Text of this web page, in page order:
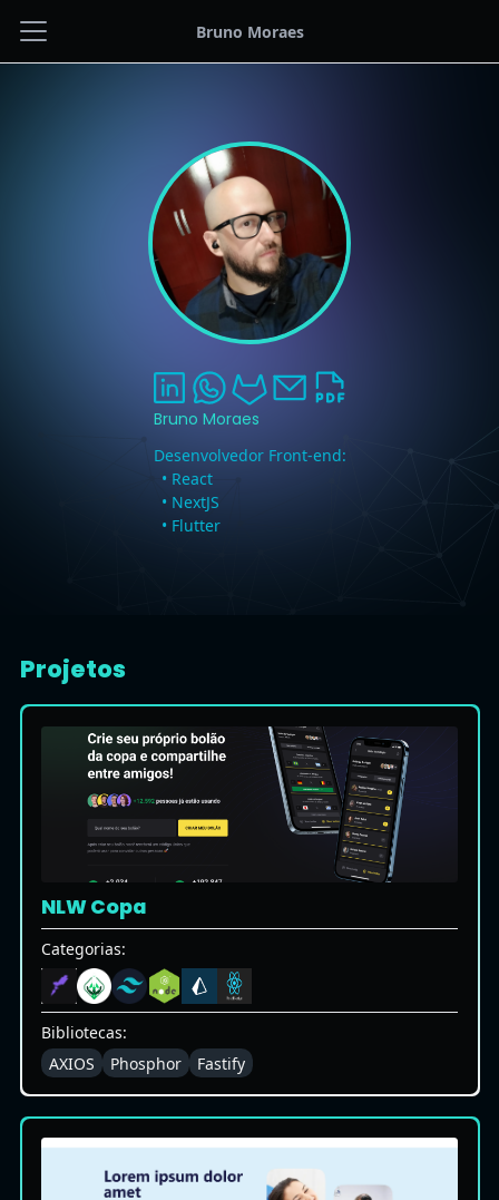
Bruno Moraes
Bruno Moraes
Desenvolvedor Front-end:
• React
• NextJS
• Flutter
Projetos
NLW Copa
Categorias:
Bibliotecas:
AXIOS
Phosphor Fastify